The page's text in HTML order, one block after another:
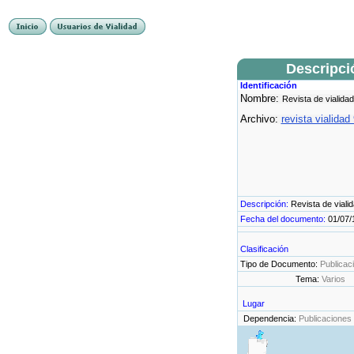
Identificación
Nombre: Revista de
Archivo: revista vialidad
Descripción: Revista de
Fecha del documento: 01/07/
Clasificación
Tipo de Documento:
Tema: Varios
Lugar
Dependencia: Publicaciones